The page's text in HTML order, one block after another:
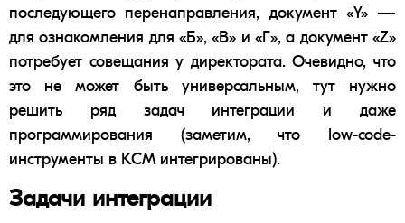
последующего перенаправления, документ «Y» —
для ознакомления для «Б», «В» и «Г», а документ «Z»
потребует совещания у директората. Очевидно, что
это не может быть универсальным, тут нужно
решить ряд задач интеграции и даже
программирования (заметим, что low-code-
инструменты в КСМ интегрированы).
Задачи интеграции